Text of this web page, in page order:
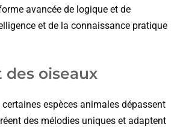
avancée de logique et de
et de la connaissance pratique
des oiseaux
espèces animales dépassent
des mélodies uniques et adaptent